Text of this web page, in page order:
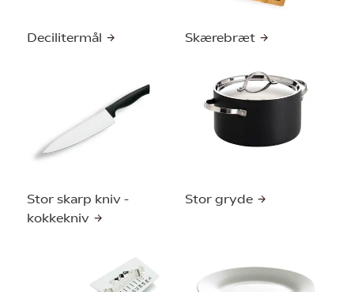
Decilitermål Skærebræt
Stor skarp kniv -
kokkekniv
Stor gryde